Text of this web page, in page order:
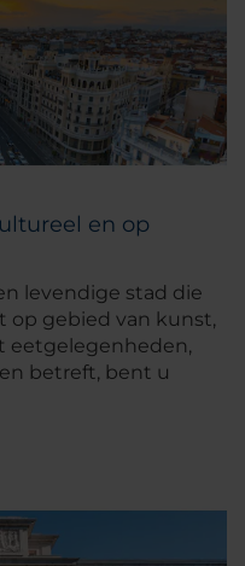
en op
levendige stad die
op gebied van kunst,
eetgelegenheden,
betreft, bent u